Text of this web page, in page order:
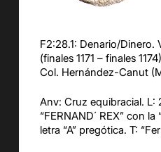
F2:28.1: Denario/Dinero.
(finales 1171 – finales
Col. Hernández-Canut
Anv: Cruz equibracial. L:
“FERNAND´ REX” con la
letra “A” pregótica. T: